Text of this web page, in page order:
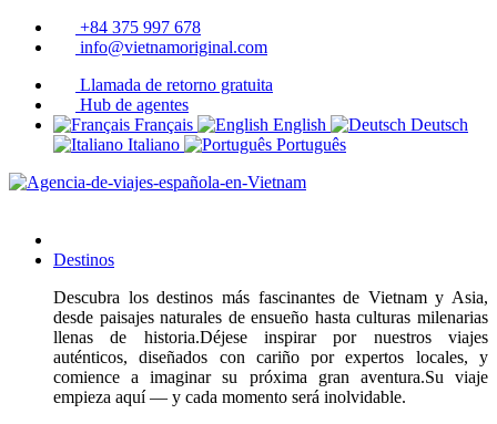
+84 375 997 678
info@vietnamoriginal.com
Llamada de retorno gratuita
Hub de agentes
Français
English
Deutsch
Italiano
Português
Destinos
Descubra los destinos más fascinantes de Vietnam y Asia,
desde paisajes naturales de ensueño hasta culturas milenarias
llenas de historia.Déjese inspirar por nuestros viajes
auténticos, diseñados con cariño por expertos locales, y
comience a imaginar su próxima gran aventura.Su viaje
empieza aquí — y cada momento será inolvidable.